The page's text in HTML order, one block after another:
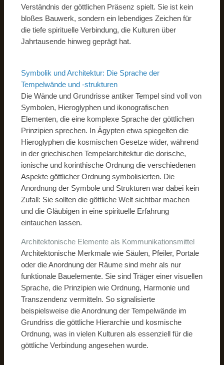
Verständnis der göttlichen Präsenz spielt. Sie ist kein
bloßes Bauwerk, sondern ein lebendiges Zeichen für
die tiefe spirituelle Verbindung, die Kulturen über
Jahrtausende hinweg geprägt hat.
Symbolik und Architektur: Die Sprache der
Tempelwände und -strukturen
Die Wände und Grundrisse antiker Tempel sind voll von
Symbolen, Hieroglyphen und ikonografischen
Elementen, die eine komplexe Sprache der göttlichen
Prinzipien sprechen. In Ägypten etwa spiegelten die
Hieroglyphen die kosmischen Gesetze wider, während
in der griechischen Tempelarchitektur die dorische,
ionische und korinthische Ordnung die verschiedenen
Aspekte göttlicher Ordnung symbolisierten. Die
Anordnung der Symbole und Strukturen war dabei kein
Zufall: Sie sollten die göttliche Welt sichtbar machen
und die Gläubigen in eine spirituelle Erfahrung
eintauchen lassen.
Architektonische Elemente als Kommunikationsmittel
Architektonische Merkmale wie Säulen, Pfeiler, Portale
oder die Anordnung der Räume sind mehr als nur
funktionale Bauelemente. Sie sind Träger einer visuellen
Sprache, die Prinzipien wie Ordnung, Harmonie und
Transzendenz vermitteln. So signalisierte
beispielsweise die Anordnung der Tempelwände im
Grundriss die göttliche Hierarchie und kosmische
Ordnung, was in vielen Kulturen als essenziell für die
göttliche Verbindung angesehen wurde.